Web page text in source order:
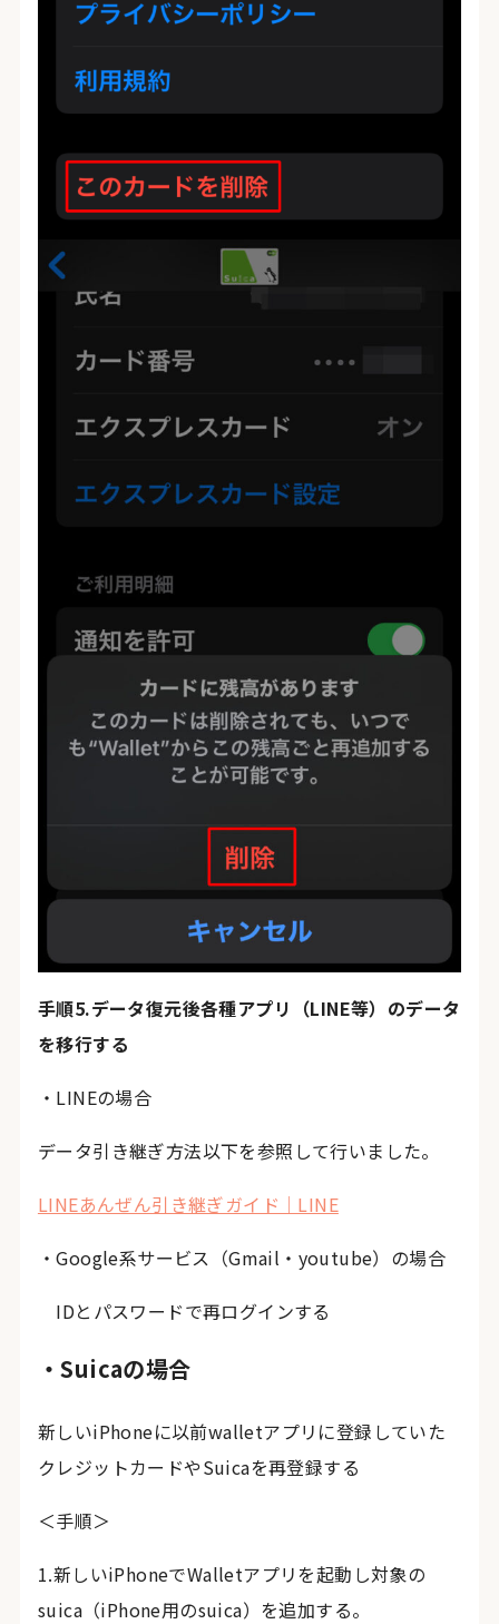
手順5.データ復元後各種アプリ（LINE等）のデータ
を移行する
・LINEの場合
データ引き継ぎ方法以下を参照して行いました。
LINEあんぜん引き継ぎガイド｜LINE
・Google系サービス（Gmail・youtube）の場合
IDとパスワードで再ログインする
・Suicaの場合
新しいiPhoneに以前walletアプリに登録していた
クレジットカードやSuicaを再登録する
＜手順＞
1.新しいiPhoneでWalletアプリを起動し対象の
suica（iPhone用のsuica）を追加する。